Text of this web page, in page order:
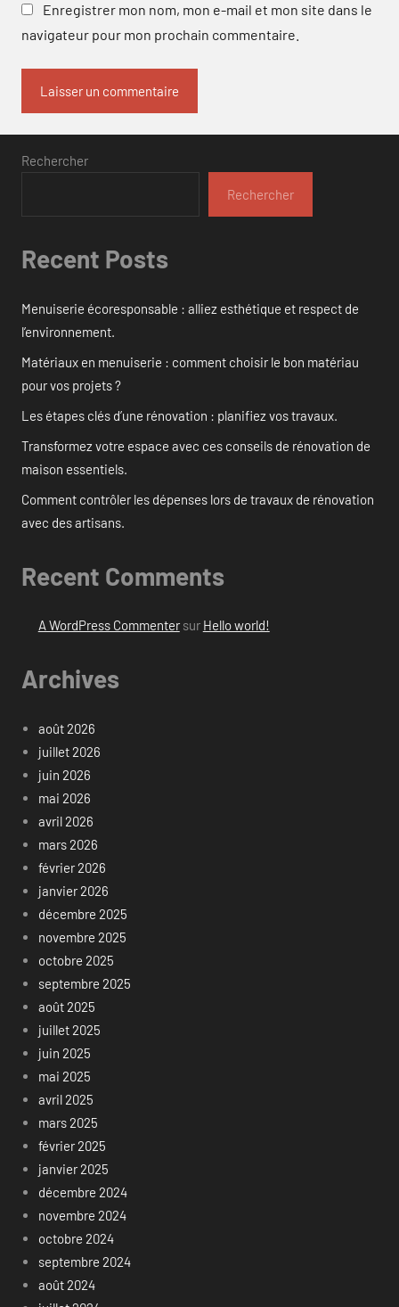
Enregistrer mon nom, mon e-mail et mon site dans le
navigateur pour mon prochain commentaire.
Rechercher
Rechercher
Recent Posts
Menuiserie écoresponsable : alliez esthétique et respect de
l’environnement.
Matériaux en menuiserie : comment choisir le bon matériau
pour vos projets ?
Les étapes clés d’une rénovation : planifiez vos travaux.
Transformez votre espace avec ces conseils de rénovation de
maison essentiels.
Comment contrôler les dépenses lors de travaux de rénovation
avec des artisans.
Recent Comments
A WordPress Commentersur Hello world!
Archives
août 2026
juillet 2026
juin 2026
mai 2026
avril 2026
mars 2026
février 2026
janvier 2026
décembre 2025
novembre 2025
octobre 2025
septembre 2025
août 2025
juillet 2025
juin 2025
mai 2025
avril 2025
mars 2025
février 2025
janvier 2025
décembre 2024
novembre 2024
octobre 2024
septembre 2024
août 2024